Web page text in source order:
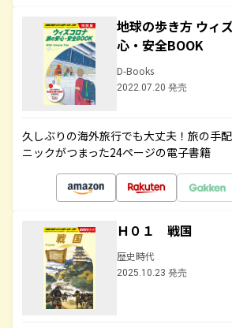
地球の歩き方 ウィ
心・安全BOOK
D-Books
2022.07.20 発売
久しぶりの海外旅行でも大丈夫！旅の手
ニックがつまった24ページの電子書籍
Ｈ０１ 戦国
歴史時代
2025.10.23 発売